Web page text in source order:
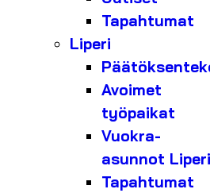
Tapahtumat
Liperi
Avoimet
työpaikat
Vuokra-
asunnot Liperi
Tapahtumat